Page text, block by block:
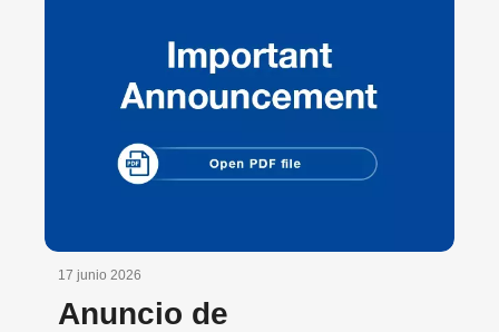
17 junio 2026
Anuncio de